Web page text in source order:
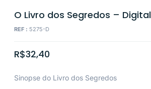
O Livro dos Segredos – Digital
REF : 5275-D
R$32,40
Sinopse do Livro dos Segredos